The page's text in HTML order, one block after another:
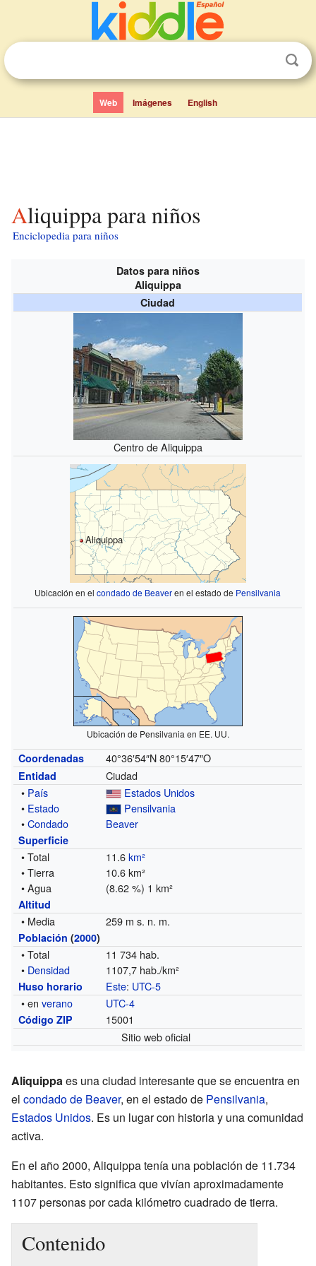
Web Imágenes English
Aliquippa para niños
Enciclopedia para niños
Datos para niños
Aliquippa
Ciudad
Centro de Aliquippa
Aliquippa
Ubicación en elcondado de Beaveren el estado de Pensilvania
Ubicación de Pensilvania en EE. UU.
Coordenadas 40°36′54″N 80°15′47″O
Entidad
Ciudad
• País
Estados Unidos
• Estado
Pensilvania
•Condado Beaver
Superficie
• Total 11.6km²
• Tierra
10.6 km²
• Agua
(8.62 %) 1 km²
Altitud
• Media 259 m s. n. m.
Población (2000)
• Total
11 734 hab.
• Densidad 1107,7 hab./km²
Huso horario Este: UTC-5
• enverano UTC-4
Código ZIP
15001
Sitio web oficial
Aliquippaes una ciudad interesante que se encuentra en
el condado de Beaver, en el estado de Pensilvania,
Estados Unidos. Es un lugar con historia y una comunidad
activa.
En el año 2000, Aliquippa tenía una población de 11.734
habitantes. Esto significa que vivían aproximadamente
1107 personas por cada kilómetro cuadrado de tierra.
Contenido